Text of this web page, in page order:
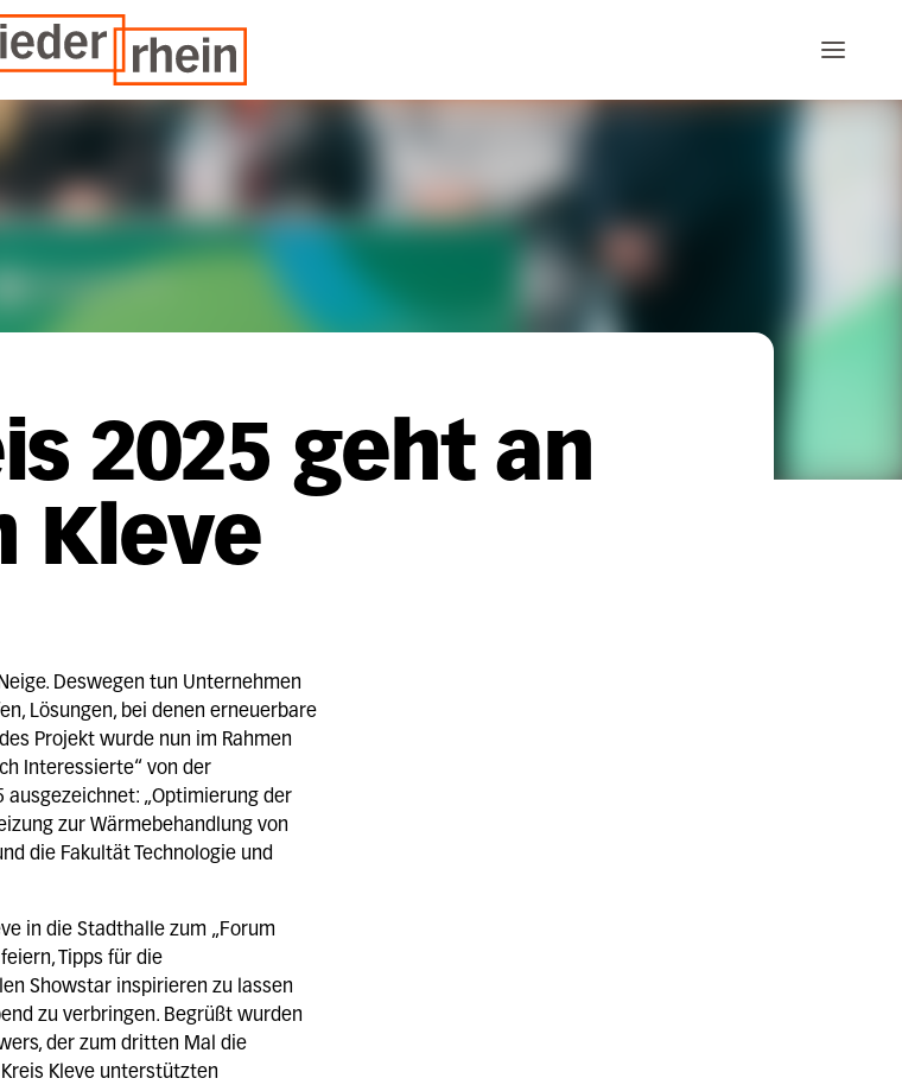
2025 geht an
Kleve
Deswegen tun Unternehmen
Lösungen, bei denen erneuerbare
Projekt wurde nun im Rahmen
Interessierte“ von der
„Optimierung der
zur Wärmebehandlung von
die Fakultät Technologie und
in die Stadthalle zum „Forum
Tipps für die
Showstar inspirieren zu lassen
zu verbringen. Begrüßt wurden
der zum dritten Mal die
Kleve unterstützten